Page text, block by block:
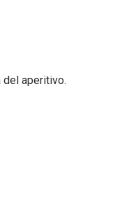
del aperitivo.